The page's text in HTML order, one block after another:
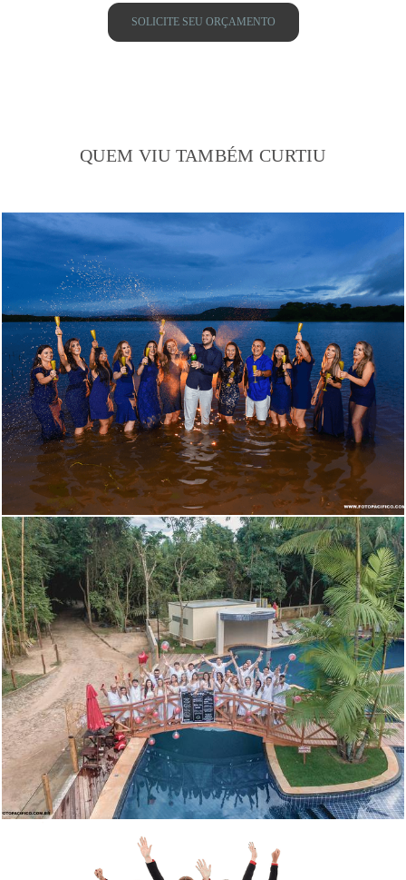
SOLICITE SEU ORÇAMENTO
QUEM VIU TAMBÉM CURTIU
2652 197
2838 65